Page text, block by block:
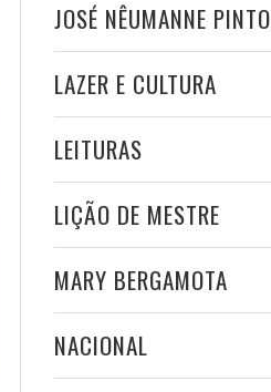
JOSÉ NÊUMANNE PINTO
LAZER E CULTURA
LEITURAS
LIÇÃO DE MESTRE
MARY BERGAMOTA
NACIONAL